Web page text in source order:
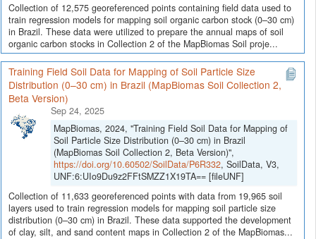
Collection of 12,575 georeferenced points containing field data used to
train regression models for mapping soil organic carbon stock (0–30 cm)
in Brazil. These data were utilized to prepare the annual maps of soil
organic carbon stocks in Collection 2 of the MapBiomas Soil proje...
Training Field Soil Data for Mapping of Soil Particle Size
Distribution (0–30 cm) in Brazil (MapBiomas Soil Collection 2,
Beta Version)
Sep 24, 2025
MapBiomas, 2024, "Training Field Soil Data for Mapping of
Soil Particle Size Distribution (0–30 cm) in Brazil
(MapBiomas Soil Collection 2, Beta Version)",
https://doi.org/10.60502/SoilData/P6R332, SoilData, V3,
UNF:6:UIo9Du9z2FFtSMZZ1X19TA== [fileUNF]
Collection of 11,633 georeferenced points with data from 19,965 soil
layers used to train regression models for mapping soil particle size
distribution (0–30 cm) in Brazil. These data supported the development
of clay, silt, and sand content maps in Collection 2 of the MapBiomas...